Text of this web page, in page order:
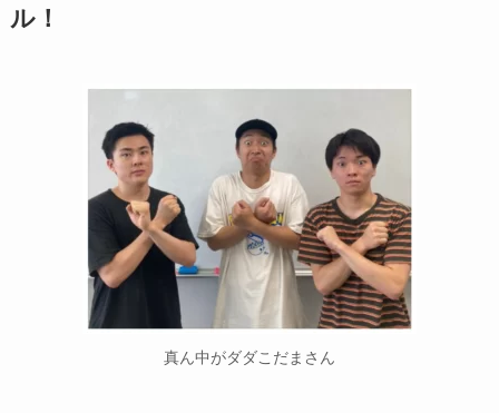
ル！
真ん中がダダこだまさん